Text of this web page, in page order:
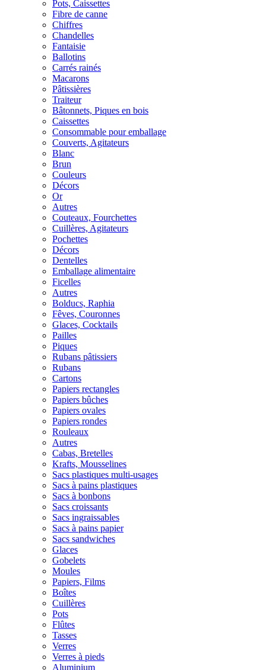
Pots, Caissettes
Fibre de canne
Chiffres
Chandelles
Fantaisie
Ballotins
Carrés rainés
Macarons
Pâtissières
Traiteur
Bâtonnets, Piques en bois
Caissettes
Consommable pour emballage
Couverts, Agitateurs
Blanc
Brun
Couleurs
Décors
Or
Autres
Couteaux, Fourchettes
Cuillères, Agitateurs
Pochettes
Décors
Dentelles
Emballage alimentaire
Ficelles
Autres
Bolducs, Raphia
Fêves, Couronnes
Glaces, Cocktails
Pailles
Piques
Rubans pâtissiers
Rubans
Cartons
Papiers rectangles
Papiers bûches
Papiers ovales
Papiers rondes
Rouleaux
Autres
Cabas, Bretelles
Krafts, Mousselines
Sacs plastiques multi-usages
Sacs à pains plastiques
Sacs à bonbons
Sacs croissants
Sacs ingraissables
Sacs à pains papier
Sacs sandwiches
Glaces
Gobelets
Moules
Papiers, Films
Boîtes
Cuillères
Pots
Flûtes
Tasses
Verres
Verres à pieds
Aluminium